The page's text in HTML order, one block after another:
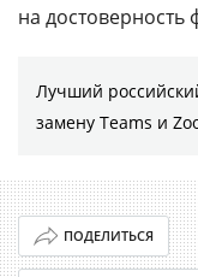
на достоверность
Лучший
замену Teams и
ПОДЕЛИТЬСЯ